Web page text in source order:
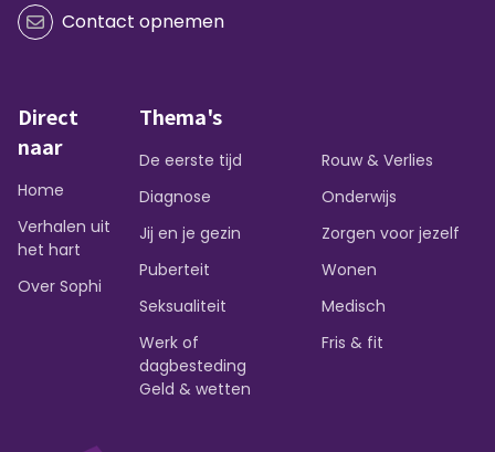
Contact opnemen
Direct
naar
Home
Verhalen uit
het hart
Over Sophi
Thema's
De eerste tijd
Diagnose
Jij en je gezin
Puberteit
Seksualiteit
Werk of
dagbesteding
Rouw & Verlies
Onderwijs
Zorgen voor jezelf
Wonen
Medisch
Fris & fit
Geld & wetten